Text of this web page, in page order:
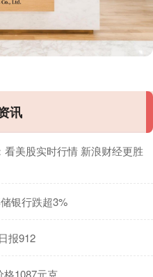
讯
美股实时行情 新浪财经更胜
银行跌超3%
报912
格1087元克